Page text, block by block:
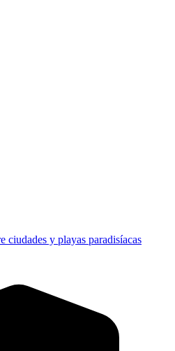
ciudades y playas paradisíacas